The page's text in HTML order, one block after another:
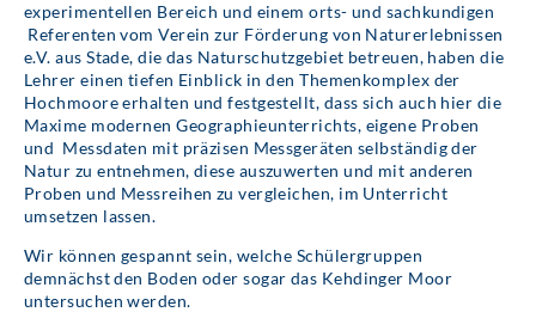
experimentellen Bereich und einem orts- und sachkundigen
Referenten vom Verein zur Förderung von Naturerlebnissen
e.V. aus Stade, die das Naturschutzgebiet betreuen, haben die
Lehrer einen tiefen Einblick in den Themenkomplex der
Hochmoore erhalten und festgestellt, dass sich auch hier die
Maxime modernen Geographieunterrichts, eigene Proben
und Messdaten mit präzisen Messgeräten selbständig der
Natur zu entnehmen, diese auszuwerten und mit anderen
Proben und Messreihen zu vergleichen, im Unterricht
umsetzen lassen.
Wir können gespannt sein, welche Schülergruppen
demnächst den Boden oder sogar das Kehdinger Moor
untersuchen werden.